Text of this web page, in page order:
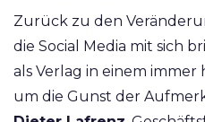
Zurück zu den
die Social Media mit sich
als Verlag in einem
um die Gunst der